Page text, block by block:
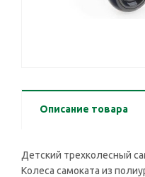
Описание товара
Детский трехколесный
Колеса самоката из